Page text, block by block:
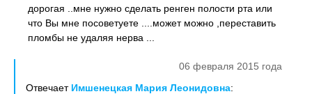
дорогая ..мне нужно сделать ренген полости рта или
что Вы мне посоветуете ....может можно ,переставить
пломбы не удаляя нерва ...
06 февраля 2015 года
Отвечает Имшенецкая Мария Леонидовна: